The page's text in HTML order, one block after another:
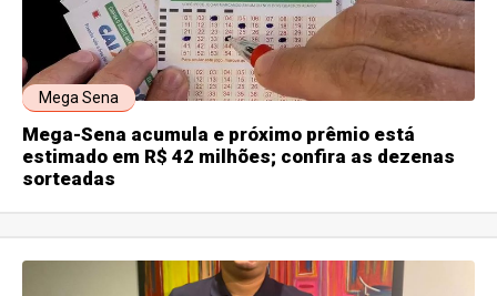
Mega Sena
Mega-Sena acumula e próximo prêmio está
estimado em R$ 42 milhões; confira as dezenas
sorteadas